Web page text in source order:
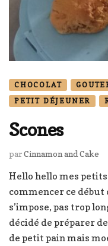
CHOCOLAT
PETIT DÉJEUNER
Scones
parCinnamon and Cake
Hello hello mes
commencer ce
s’impose, pas trop
décidé de préparer
de petit pain mais